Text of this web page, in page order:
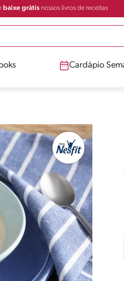
baixe grátisnossos livros de receitas
Cardápio